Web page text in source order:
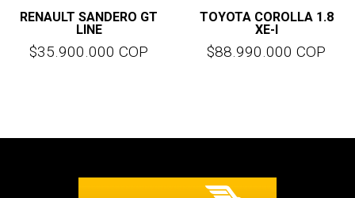
RENAULT SANDERO GT
LINE
$35.900.000 COP
TOYOTA COROLLA 1.8
XE-I
$88.990.000 COP